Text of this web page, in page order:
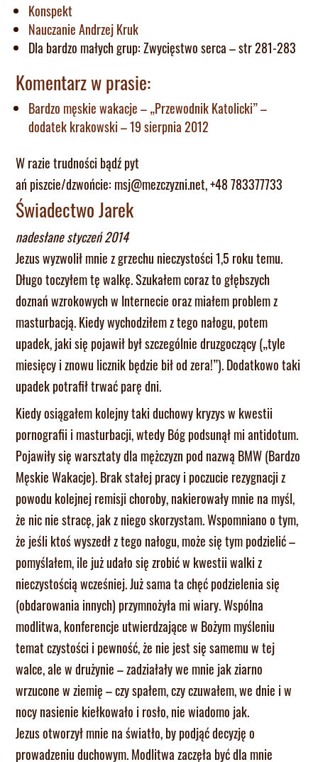
Konspekt
Nauczanie Andrzej Kruk
Dla bardzo małych grup: Zwycięstwo serca – str 281-283
Komentarz w prasie:
Bardzo męskie wakacje – „Przewodnik Katolicki” –
dodatek krakowski – 19 sierpnia 2012
W razie trudności bądź pyt
ań piszcie/dzwońcie: msj@mezczyzni.net, +48 783377733
Świadectwo Jarek
nadesłane styczeń 2014
Jezus wyzwolił mnie z grzechu nieczystości 1,5 roku temu.
Długo toczyłem tę walkę. Szukałem coraz to głębszych
doznań wzrokowych w Internecie oraz miałem problem z
masturbacją. Kiedy wychodziłem z tego nałogu, potem
upadek, jaki się pojawił był szczególnie druzgoczący („tyle
miesięcy i znowu licznik będzie bił od zera!”). Dodatkowo taki
upadek potrafił trwać parę dni.
Kiedy osiągałem kolejny taki duchowy kryzys w kwestii
pornografii i masturbacji, wtedy Bóg podsunął mi antidotum.
Pojawiły się warsztaty dla mężczyzn pod nazwą BMW (Bardzo
Męskie Wakacje). Brak stałej pracy i poczucie rezygnacji z
powodu kolejnej remisji choroby, nakierowały mnie na myśl,
że nic nie stracę, jak z niego skorzystam. Wspomniano o tym,
że jeśli ktoś wyszedł z tego nałogu, może się tym podzielić –
pomyślałem, ile już udało się zrobić w kwestii walki z
nieczystością wcześniej. Już sama ta chęć podzielenia się
(obdarowania innych) przymnożyła mi wiary. Wspólna
modlitwa, konferencje utwierdzające w Bożym myśleniu
temat czystości i pewność, że nie jest się samemu w tej
walce, ale w drużynie – zadziałały we mnie jak ziarno
wrzucone w ziemię – czy spałem, czy czuwałem, we dnie i w
nocy nasienie kiełkowało i rosło, nie wiadomo jak.
Jezus otworzył mnie na światło, by podjąć decyzję o
prowadzeniu duchowym. Modlitwa zaczęła być dla mnie